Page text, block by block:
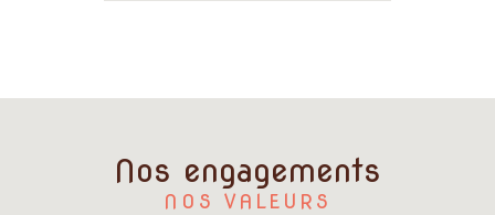
Nos engagements
NOS VALEURS